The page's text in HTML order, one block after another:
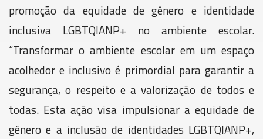
promoção da equidade de gênero e identidade
inclusiva LGBTQIANP+ no ambiente escolar.
“Transformar o ambiente escolar em um espaço
acolhedor e inclusivo é primordial para garantir a
segurança, o respeito e a valorização de todos e
todas. Esta ação visa impulsionar a equidade de
gênero e a inclusão de identidades LGBTQIANP+,